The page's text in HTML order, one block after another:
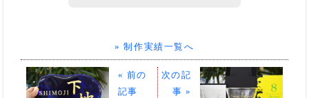
» 制作実績一覧へ
« 前の
記事
次の記
事 »